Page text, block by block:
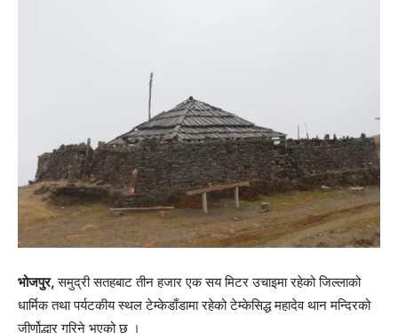
भोजपुर,समुद्री सतहबाट तीन हजार एक सय मिटर उचाइमा रहेको जिल्लाको
धार्मिक तथा पर्यटकीय स्थल टेम्केडाँडामा रहेको टेम्केसिद्ध महादेव थान मन्दिरको
जीर्णोद्धार गरिने भएको छ ।